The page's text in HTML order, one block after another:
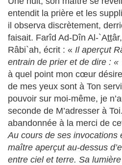
entendit la prière et les
il observa discrètement,
faisait. Farîd Ad-Dîn Al-`Att
Râbi`ah, écrit : « Il aperçut
entrain de prier et de dire : «
à quel point mon cœur
de mes yeux sont à Ton
pouvoir sur moi-même, je
seconde de M’adresser à
abandonnée à la merci de
Au cours de ses invocations
maître aperçut au-dessus
entre ciel et terre. Sa